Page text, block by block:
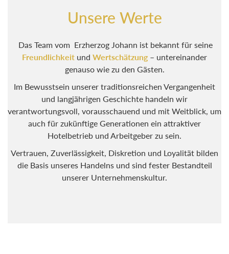
Unsere Werte
Das Team vom Erzherzog Johann ist bekannt für seine
Freundlichkeit und Wertschätzung– untereinander
genauso wie zu den Gästen.
Im Bewusstsein unserer traditionsreichen Vergangenheit
und langjährigen Geschichte handeln wir
verantwortungsvoll, vorausschauend und mit Weitblick, um
auch für zukünftige Generationen ein attraktiver
Hotelbetrieb und Arbeitgeber zu sein.
Vertrauen, Zuverlässigkeit, Diskretion und Loyalität bilden
die Basis unseres Handelns und sind fester Bestandteil
unserer Unternehmenskultur.